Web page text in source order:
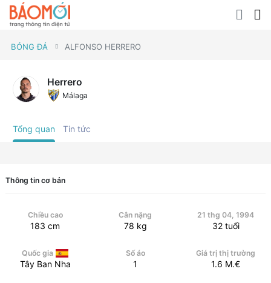
BÓNG ĐÁ ALFONSO HERRERO
Herrero
Málaga
Tổng quan Tin tức
Thông tin cơ bản
Chiều cao
183 cm
Cân nặng
78 kg
21 thg 04, 1994
32 tuổi
Quốc gia
Tây Ban Nha
Số áo
1
Giá trị thị trường
1.6 M.€